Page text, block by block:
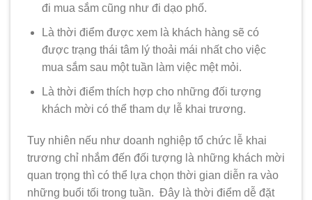
đi mua sắm cũng như đi dạo phố.
Là thời điểm được xem là khách hàng sẽ có
được trạng thái tâm lý thoải mái nhất cho việc
mua sắm sau một tuần làm việc mệt mỏi.
Là thời điểm thích hợp cho những đối tượng
khách mời có thể tham dự lễ khai trương.
Tuy nhiên nếu như doanh nghiệp tổ chức lễ khai
trương chỉ nhắm đến đối tượng là những khách mời
quan trọng thì có thể lựa chọn thời gian diễn ra vào
những buổi tối trong tuần. Đây là thời điểm dễ đặt